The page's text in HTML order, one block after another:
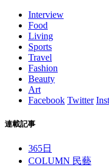
Interview
Food
Living
Sports
Travel
Fashion
Beauty
Art
Facebook Twitter
連載記事
365日
COLUMN 民藝